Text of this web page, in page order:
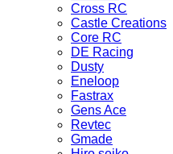
Cross RC
Castle Creations
Core RC
DE Racing
Dusty
Eneloop
Fastrax
Gens Ace
Revtec
Gmade